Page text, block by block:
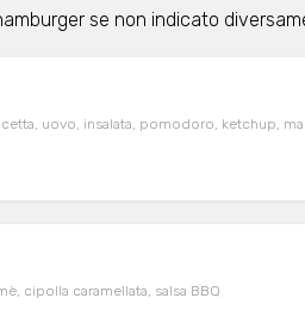
se non indicato
uovo, insalata, pomodoro, ketchup,
cipolla caramellata, salsa BBQ